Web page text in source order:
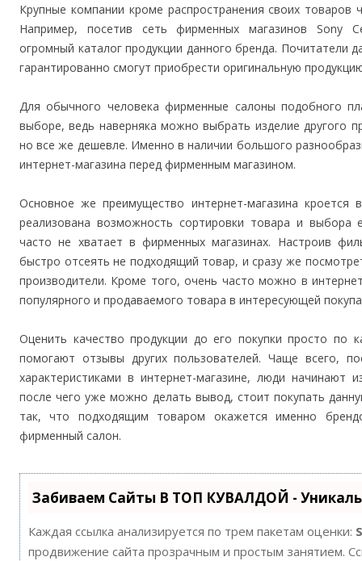
Крупные компании кроме распространения своих товаров
Например, посетив сеть фирменных магазинов Sony
огромный каталог продукции данного бренда. Почитатели
гарантированно смогут приобрести оригинальную
Для обычного человека фирменные салоны подобного
выборе, ведь наверняка можно выбрать изделие другого
но все же дешевле. Именно в наличии большого
интернет-магазина перед фирменным магазином.
Основное же преимущество интернет-магазина кроется
реализована возможность сортировки товара и выбора
часто не хватает в фирменных магазинах. Настроив
быстро отсеять не подходящий товар, и сразу же
производители. Кроме того, очень часто можно в
популярного и продаваемого товара в интересующей
Оценить качество продукции до его покупки просто по
помогают отзывы других пользователей. Чаще всего,
характеристиками в интернет-магазине, люди
после чего уже можно делать вывод, стоит покупать
так, что подходящим товаром окажется именно
фирменный салон.
Забиваем Сайты В ТОП КУВАЛДОЙ -
Каждая ссылка анализируется по трем пакетам оценки:
продвижение сайта прозрачным и простым занятием.